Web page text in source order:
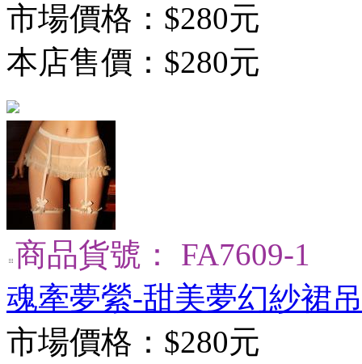
市場價格： $280元
本店售價： $280元
商品貨號： FA7609-1
魂牽夢縈-甜美夢幻紗裙
市場價格： $280元